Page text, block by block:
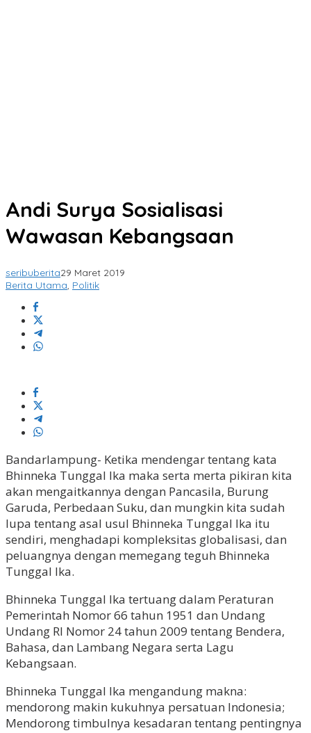
Andi Surya Sosialisasi
Wawasan Kebangsaan
seribuberita29 Maret 2019
Berita Utama, Politik
Bandarlampung- Ketika mendengar tentang kata
Bhinneka Tunggal Ika maka serta merta pikiran kita
akan mengaitkannya dengan Pancasila, Burung
Garuda, Perbedaan Suku, dan mungkin kita sudah
lupa tentang asal usul Bhinneka Tunggal Ika itu
sendiri, menghadapi kompleksitas globalisasi, dan
peluangnya dengan memegang teguh Bhinneka
Tunggal Ika.
Bhinneka Tunggal Ika tertuang dalam Peraturan
Pemerintah Nomor 66 tahun 1951 dan Undang
Undang RI Nomor 24 tahun 2009 tentang Bendera,
Bahasa, dan Lambang Negara serta Lagu
Kebangsaan.
Bhinneka Tunggal Ika mengandung makna:
mendorong makin kukuhnya persatuan Indonesia;
Mendorong timbulnya kesadaran tentang pentingnya